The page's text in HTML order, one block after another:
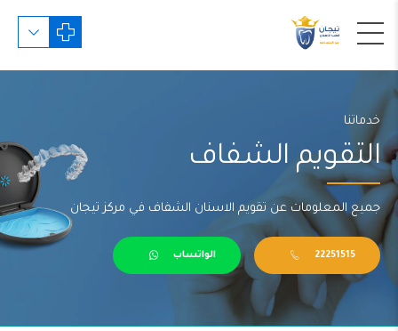
خدماتنا
التقويم الشفاف
جميع المعلومات عن تقويم الاسنان الشفاف في مركز تيجان
22251515 الواتساب